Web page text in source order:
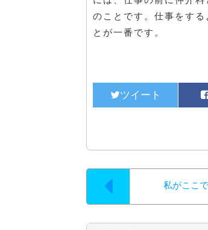
のことです。仕事をす
とが一番です。
私がここ